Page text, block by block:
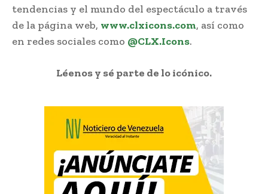
tendencias y el mundo del espectáculo a través
de la página web, www.clxicons.com, así como
en redes sociales como @CLX.Icons.
Léenos y sé parte de lo icónico.